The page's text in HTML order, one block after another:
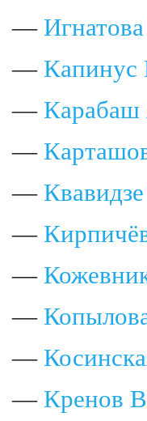
—
— Капинус
— Карабаш
—
—
—
—
—
—
— Кренов